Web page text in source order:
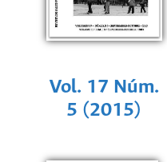
Vol. 17 Núm.
5 (2015)